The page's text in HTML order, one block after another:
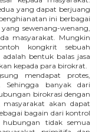
yang dapat berjuang
ini berbagai
sewenang-wenang,
masyarakat. Mungkin
kongkrit sebuah
bentuk balas jasa
kepada para birokrat.
mendapat protes,
Sehingga banyak dari
birokrasi dengan
akan dapat
bagain dari kontrol
tidak semua